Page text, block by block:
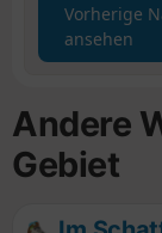
Vorherige
ansehen
Andere
Gebiet